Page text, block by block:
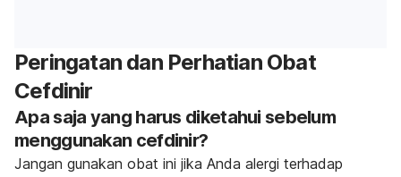
Peringatan dan Perhatian Obat
Cefdinir
Apa saja yang harus diketahui sebelum
menggunakan cefdinir?
Jangan gunakan obat ini jika Anda alergi terhadap